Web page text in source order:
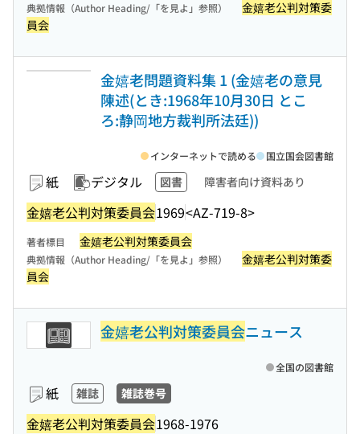
典拠情報（Author Heading/「を見よ」参照）
金嬉老公判対策委
員会
金嬉老問題資料集 1 (金嬉老の意見
陳述(とき:1968年10月30日 とこ
ろ:静岡地方裁判所法廷))
紙 デジタル 図書 障害者向け資料あり
金嬉老公判対策委員会1969<AZ-719-8>
インターネットで読める 国立国会図書館
著者標目 金嬉老公判対策委員会
典拠情報（Author Heading/「を見よ」参照）
金嬉老公判対策委
員会
金嬉老公判対策委員会ニュース
紙 雑誌 雑誌巻号
金嬉老公判対策委員会1968-1976
全国の図書館